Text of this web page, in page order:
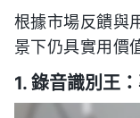
根據市場反饋與
景下仍具實用價
1. 錄音識別王